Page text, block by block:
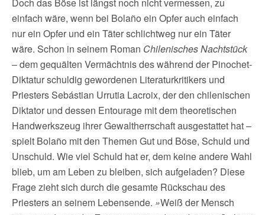
einfach wäre, wenn bei Bolaño ein Opfer auch einfach
nur ein Opfer und ein Täter schlichtweg nur ein Täter
wäre. Schon in seinem Roman Chilenisches Nachtstück
– dem gequälten Vermächtnis des während der Pinochet-
Diktatur schuldig gewordenen Literaturkritikers und
Priesters Sebástian Urrutia Lacroix, der den chilenischen
Diktator und dessen Entourage mit dem theoretischen
Handwerkszeug ihrer Gewaltherrschaft ausgestattet hat –
spielt Bolaño mit den Themen Gut und Böse, Schuld und
Unschuld. Wie viel Schuld hat er, dem keine andere Wahl
blieb, um am Leben zu bleiben, sich aufgeladen? Diese
Frage zieht sich durch die gesamte Rückschau des
Priesters an seinem Lebensende. »Weiß der Mensch